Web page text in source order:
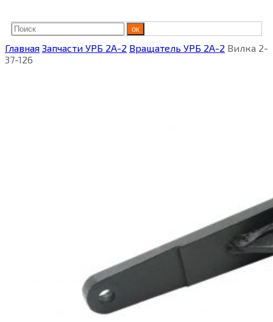
ок
Главная Запчасти УРБ 2А-2 Вращатель УРБ 2А-2 Вилка 2-
37-126